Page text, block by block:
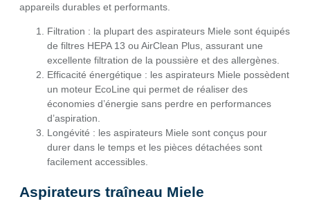
appareils durables et performants.
Filtration : la plupart des aspirateurs Miele sont équipés
de filtres HEPA 13 ou AirClean Plus, assurant une
excellente filtration de la poussière et des allergènes.
Efficacité énergétique : les aspirateurs Miele possèdent
un moteur EcoLine qui permet de réaliser des
économies d’énergie sans perdre en performances
d’aspiration.
Longévité : les aspirateurs Miele sont conçus pour
durer dans le temps et les pièces détachées sont
facilement accessibles.
Aspirateurs traîneau Miele